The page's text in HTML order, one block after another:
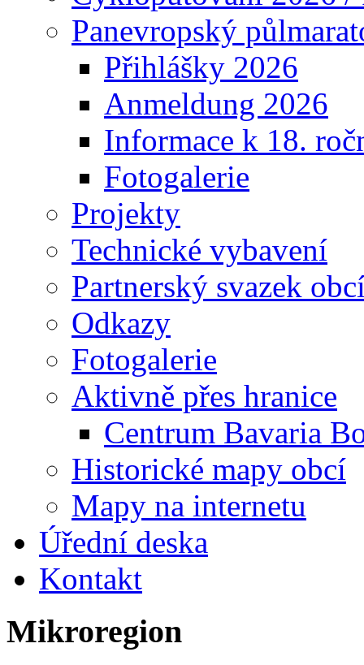
Panevropský
Přihlášky 2026
Anmeldung 2026
Informace k 18.
Fotogalerie
Projekty
Technické vybavení
Partnerský svazek
Odkazy
Fotogalerie
Aktivně přes hranice
Centrum Bavaria
Historické mapy obcí
Mapy na internetu
Úřední deska
Kontakt
Mikroregion